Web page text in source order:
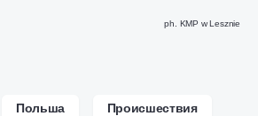
ph. KMP w Lesznie
Польша Происшествия